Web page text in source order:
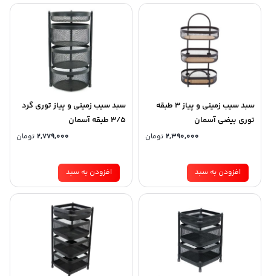
سبد سیب زمینی و پیاز 3 طبقه
توری بیضی آسمان
تومان
افزودن به سبد
سبد سیب زمینی و پیاز توری گرد
3/5 طبقه آسمان
تومان
افزودن به سبد